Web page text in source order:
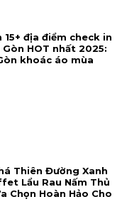
địa điểm check in
Gòn HOT nhất 2025:
khoác áo mùa
Thiên Đường Xanh
Lẩu Rau Nấm Thủ
Chọn Hoàn Hảo Cho